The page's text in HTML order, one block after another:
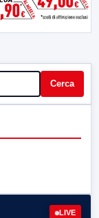
Cerca
LIVE